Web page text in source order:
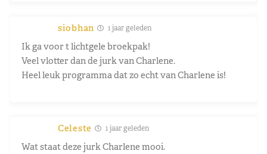
siobhan 1 jaar geleden
Ik ga voor t lichtgele broekpak!
Veel vlotter dan de jurk van Charlene.
Heel leuk programma dat zo echt van Charlene is!
Celeste 1 jaar geleden
Wat staat deze jurk Charlene mooi.